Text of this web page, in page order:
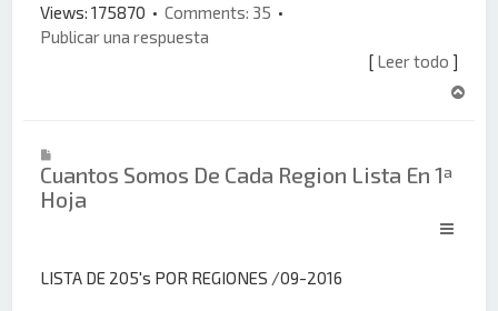
Views: 175870 •Comments: 35 •
Publicar una respuesta
[ Leer todo ]
Cuantos Somos De Cada Region Lista En 1ª
Hoja
LISTA DE 205's POR REGIONES /09-2016